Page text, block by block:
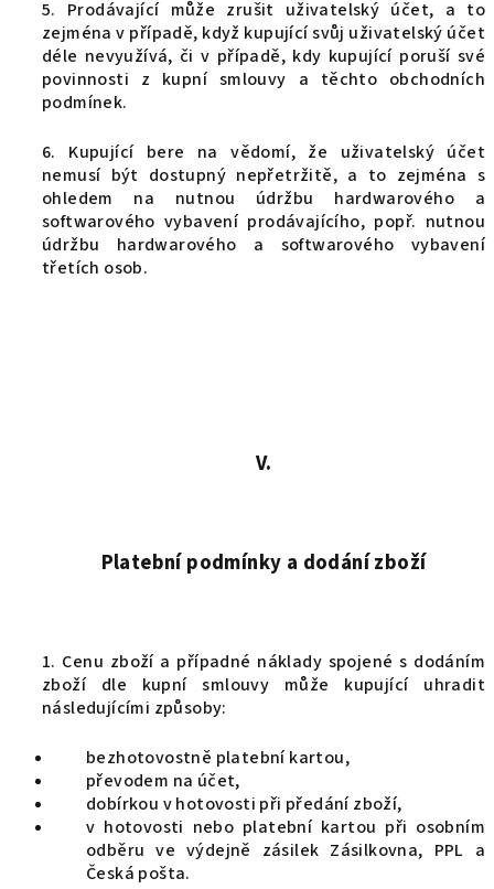
5. Prodávající může zrušit uživatelský účet, a to
zejména v případě, když kupující svůj uživatelský účet
déle nevyužívá, či v případě, kdy kupující poruší své
povinnosti z kupní smlouvy a těchto obchodních
podmínek.
6. Kupující bere na vědomí, že uživatelský účet
nemusí být dostupný nepřetržitě, a to zejména s
ohledem na nutnou údržbu hardwarového a
softwarového vybavení prodávajícího, popř. nutnou
údržbu hardwarového a softwarového vybavení
třetích osob.
V.
Platební podmínky a dodání zboží
1. Cenu zboží a případné náklady spojené s dodáním
zboží dle kupní smlouvy může kupující uhradit
následujícími způsoby:
bezhotovostně platební kartou,
převodem na účet,
dobírkou v hotovosti při předání zboží,
v hotovosti nebo platební kartou při osobním
odběru ve výdejně zásilek Zásilkovna, PPL a
Česká pošta.